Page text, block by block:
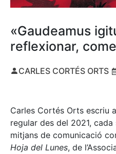
«Gaudeamus
reflexionar,
CARLES CORTÉS ORTS
Carles Cortés Orts escriu
regular des del 2021,
mitjans de comunicació
Hoja del Lunes, de